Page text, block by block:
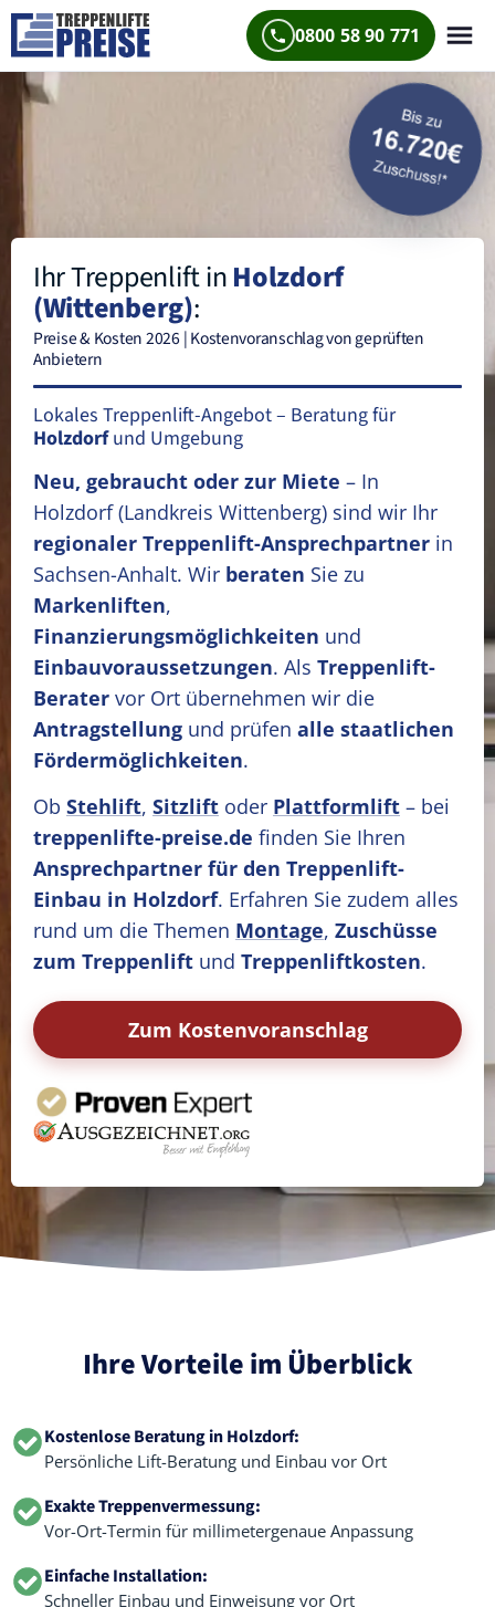
0800 58 90 771
Ihr Treppenlift inHolzdorf
(Wittenberg):
Preise & Kosten 2026 | Kostenvoranschlag von geprüften
Anbietern
Lokales Treppenlift-Angebot – Beratung für
Holzdorfund Umgebung
Neu, gebraucht oder zur Miete – In
Holzdorf(Landkreis Wittenberg) sind wir Ihr
regionaler Treppenlift-Ansprechpartner in
Sachsen-Anhalt. Wir beraten Sie zu
Markenliften,
Finanzierungsmöglichkeiten und
Einbauvoraussetzungen. Als Treppenlift-
Berater vor Ort übernehmen wir die
Antragstellung und prüfen alle staatlichen
Fördermöglichkeiten.
Ob Stehlift, Sitzlift oder Plattformlift – bei
treppenlifte-preise.de finden Sie Ihren
Ansprechpartner für den Treppenlift-
Einbau in Holzdorf. Erfahren Sie zudem alles
rund um die Themen Montage, Zuschüsse
zum Treppenlift und Treppenliftkosten.
Zum Kostenvoranschlag
Ihre Vorteile im Überblick
Kostenlose Beratung in Holzdorf:
Persönliche Lift-Beratung und Einbau vor Ort
Exakte Treppenvermessung:
Vor-Ort-Termin für millimetergenaue Anpassung
Einfache Installation:
Schneller Einbau und Einweisung vor Ort